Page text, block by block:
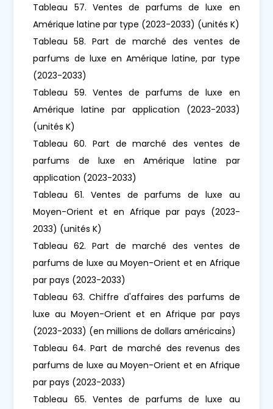
Tableau 57. Ventes de parfums de luxe en
Amérique latine par type (2023-2033) (unités K)
Tableau 58. Part de marché des ventes de
parfums de luxe en Amérique latine, par type
(2023-2033)
Tableau 59. Ventes de parfums de luxe en
Amérique latine par application (2023-2033)
(unités K)
Tableau 60. Part de marché des ventes de
parfums de luxe en Amérique latine par
application (2023-2033)
Tableau 61. Ventes de parfums de luxe au
Moyen-Orient et en Afrique par pays (2023-
2033) (unités K)
Tableau 62. Part de marché des ventes de
parfums de luxe au Moyen-Orient et en Afrique
par pays (2023-2033)
Tableau 63. Chiffre d'affaires des parfums de
luxe au Moyen-Orient et en Afrique par pays
(2023-2033) (en millions de dollars américains)
Tableau 64. Part de marché des revenus des
parfums de luxe au Moyen-Orient et en Afrique
par pays (2023-2033)
Tableau 65. Ventes de parfums de luxe au